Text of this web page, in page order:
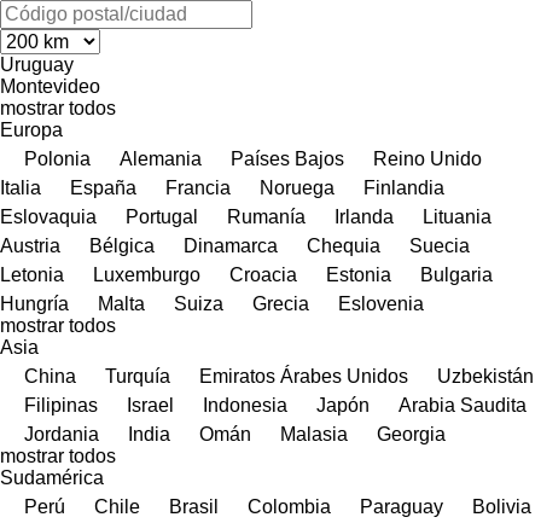
Uruguay
Montevideo
mostrar todos
Europa
Polonia
Alemania Países Bajos
Reino Unido
Italia
España Francia Noruega
Finlandia
Eslovaquia
Portugal Rumanía Irlanda
Lituania
Austria
Bélgica Dinamarca Chequia
Suecia
Letonia
Luxemburgo Croacia Estonia
Bulgaria
Hungría
Malta Suiza Grecia
Eslovenia
mostrar todos
Asia
China
Turquía Emiratos Árabes Unidos
Uzbekistán
Filipinas
Israel Indonesia Japón
Arabia Saudita
Jordania
India Omán Malasia
Georgia
mostrar todos
Sudamérica
Perú
Chile Brasil Colombia Paraguay
Bolivia